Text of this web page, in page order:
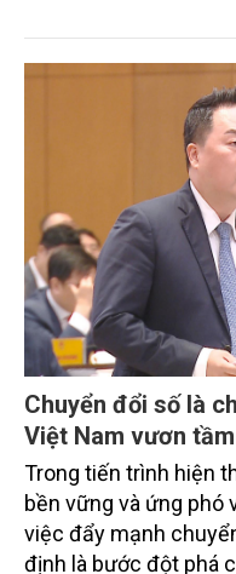
trình thu hút sự tham
từ các cơ quan quản
doanh nghiệp, hợp
tiếp triển khai mô
Chuyển đổi số là
Việt Nam vươn
Trong tiến trình hiện
bền vững và ứng phó
việc đẩy mạnh
định là bước đột phá